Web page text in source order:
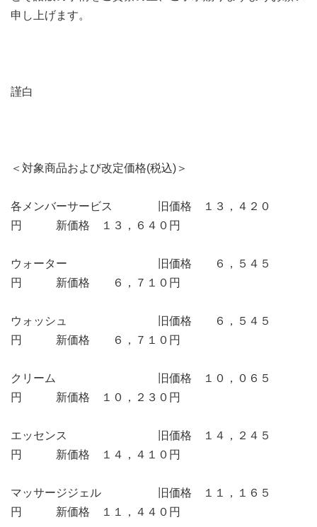
申し上げます。
謹白
＜対象商品および改定価格(税込)＞
各メンバーサービス 旧価格 １３，４２０
円 新価格 １３，６４０円
ウォーター 旧価格 ６，５４５
円 新価格 ６，７１０円
ウォッシュ 旧価格 ６，５４５
円 新価格 ６，７１０円
クリーム 旧価格 １０，０６５
円 新価格 １０，２３０円
エッセンス 旧価格 １４，２４５
円 新価格 １４，４１０円
マッサージジェル 旧価格 １１，１６５
円 新価格 １１，４４０円